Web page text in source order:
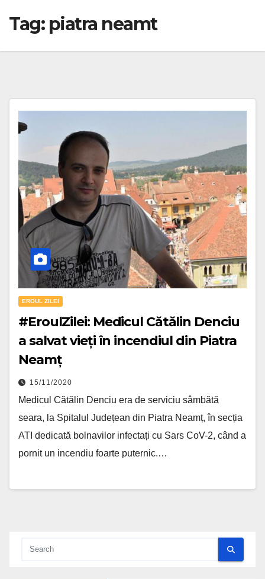
Tag: piatra neamt
EROUL ZILEI
#EroulZilei: Medicul Cătălin Denciu
a salvat vieți în incendiul din Piatra
Neamț
15/11/2020
Medicul Cătălin Denciu era de serviciu sâmbătă
seara, la Spitalul Județean din Piatra Neamț, în secția
ATI dedicată bolnavilor infectați cu Sars CoV-2, când a
pornit un incendiu foarte puternic.…